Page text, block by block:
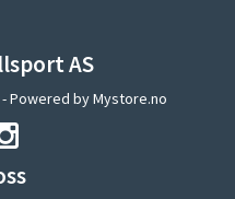
AS
Powered byMystore.no